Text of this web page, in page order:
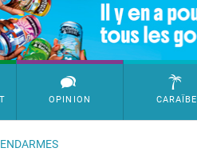
Block Bannière
OPINION CARAÏBE